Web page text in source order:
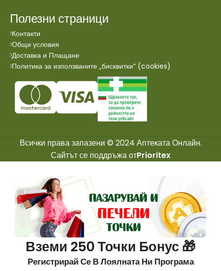
Полезни страници
Контакти
Общи условия
Доставка и Плащане
Политика за използваните „бисквитки“ (cookies)
Всички права запазени © 2024 Аптеката Онлайн.
Сайтът се поддръжа отPrioritex
Вземи 250 Точки Бонус 🎁
Регистрирай Се В Лоялната Ни Програма